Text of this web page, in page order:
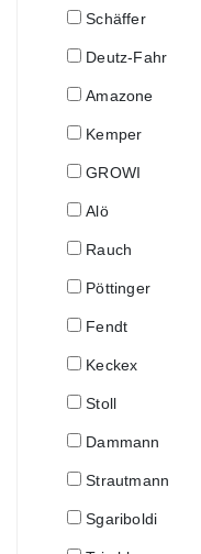
Schäffer
Deutz-Fahr
Amazone
Kemper
GROWI
Alö
Rauch
Pöttinger
Fendt
Keckex
Stoll
Dammann
Strautmann
Sgariboldi